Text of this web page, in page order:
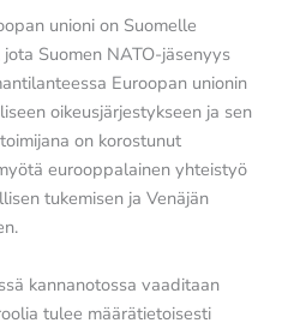
unioni on Suomelle
Suomen NATO-jäsenyys
Euroopan unionin
oikeusjärjestykseen ja sen
on korostunut
eurooppalainen yhteistyö
tukemisen ja Venäjän
kannanotossa vaaditaan
tulee määrätietoisesti